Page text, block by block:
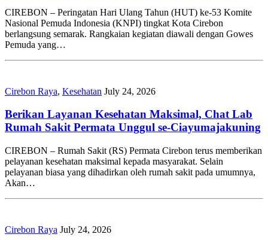
CIREBON – Peringatan Hari Ulang Tahun (HUT) ke-53 Komite
Nasional Pemuda Indonesia (KNPI) tingkat Kota Cirebon
berlangsung semarak. Rangkaian kegiatan diawali dengan Gowes
Pemuda yang…
Cirebon Raya, Kesehatan July 24, 2026
Berikan Layanan Kesehatan Maksimal, Chat Lab
Rumah Sakit Permata Unggul se-Ciayumajakuning
CIREBON – Rumah Sakit (RS) Permata Cirebon terus memberikan
pelayanan kesehatan maksimal kepada masyarakat. Selain
pelayanan biasa yang dihadirkan oleh rumah sakit pada umumnya,
Akan…
Cirebon Raya July 24, 2026